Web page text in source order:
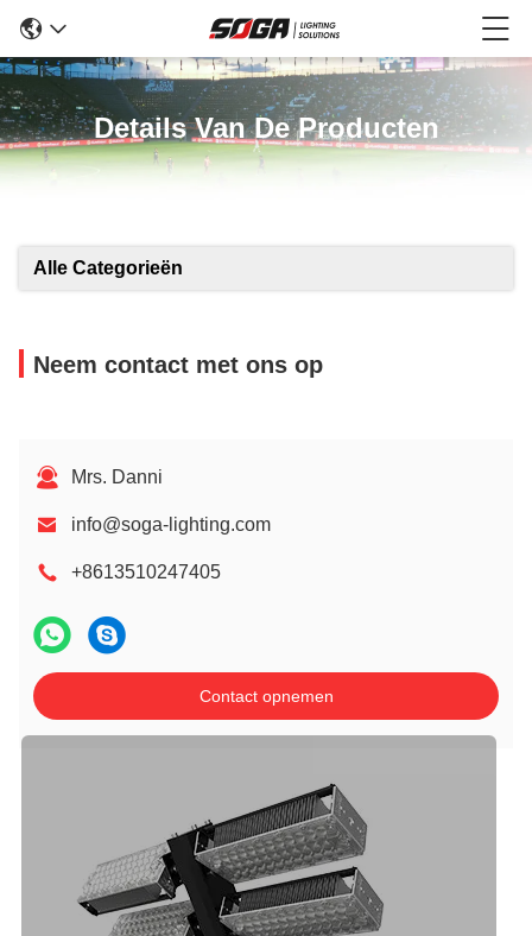
Details Van De Producten
Alle Categorieën
Neem contact met ons op
Mrs. Danni
info@soga-lighting.com
+8613510247405
Contact opnemen